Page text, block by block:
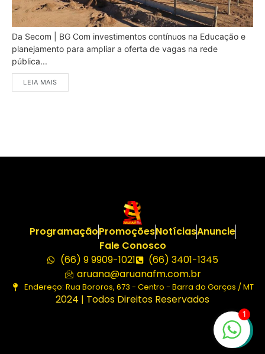
Da Secom | BG Com investimentos contínuos na Educação e
planejamento para ampliar a oferta de vagas na rede
pública...
LEIA MAIS
ProgramaçãoPromoçõesNotíciasAnuncie
Fale Conosco
(66) 9 9909-1021
(66) 3401-1345
aruana@aruanafm.com.br
Endereço: Rua Bororos, 673 - Centro - Barra do Garças / MT
2024 | Todos Direitos Reservados
1